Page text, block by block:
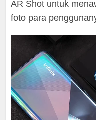
AR Shot untuk
foto para